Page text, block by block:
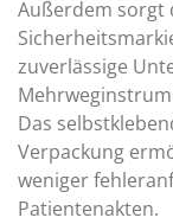
Außerdem sorgt
zuverlässige
Das
Verpackung
weniger
Patientenakten.